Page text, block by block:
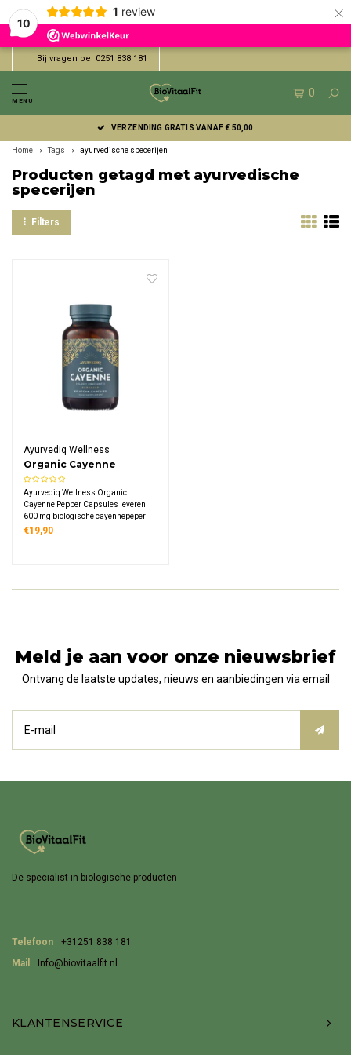
10
1 review ×
Bij vragen bel 0251 838 181
MENU
0
VERZENDING GRATIS VANAF € 50,00
Home Tags ayurvedische specerijen
Producten getagd met ayurvedische
specerijen
Filters
Ayurvediq Wellness
Organic Cayenne
Pepper Capsules
Ayurvediq Wellness Organic
Cayenne Pepper Capsules leveren
600 mg biologische cayennepeper
met capsaïcine,
€19,90
Meld je aan voor onze nieuwsbrief
Ontvang de laatste updates, nieuws en aanbiedingen via email
De specialist in biologische producten
Telefoon
+31251 838 181
Mail
Info@biovitaalfit.nl
KLANTENSERVICE